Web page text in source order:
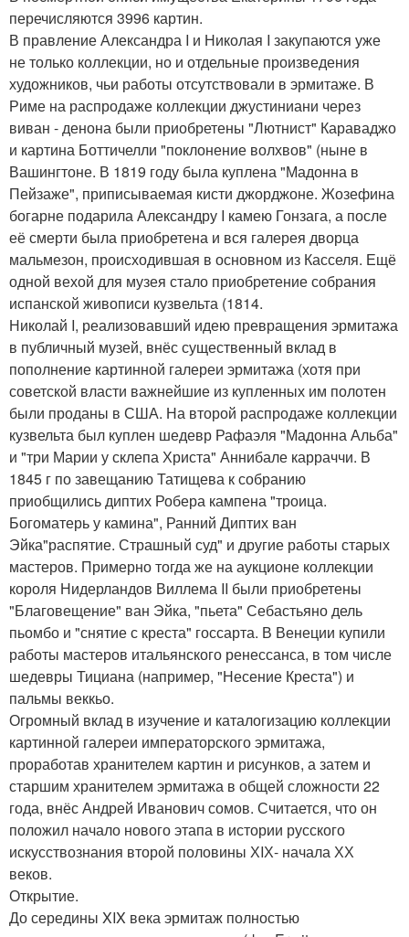
перечисляются 3996 картин.
В правление Александра I и Николая I закупаются уже
не только коллекции, но и отдельные произведения
художников, чьи работы отсутствовали в эрмитаже. В
Риме на распродаже коллекции джустиниани через
виван - денона были приобретены "Лютнист" Караваджо
и картина Боттичелли "поклонение волхвов" (ныне в
Вашингтоне. В 1819 году была куплена "Мадонна в
Пейзаже", приписываемая кисти джорджоне. Жозефина
богарне подарила Александру I камею Гонзага, а после
её смерти была приобретена и вся галерея дворца
мальмезон, происходившая в основном из Касселя. Ещё
одной вехой для музея стало приобретение собрания
испанской живописи кузвельта (1814.
Николай I, реализовавший идею превращения эрмитажа
в публичный музей, внёс существенный вклад в
пополнение картинной галереи эрмитажа (хотя при
советской власти важнейшие из купленных им полотен
были проданы в США. На второй распродаже коллекции
кузвельта был куплен шедевр Рафаэля "Мадонна Альба"
и "три Марии у склепа Христа" Аннибале карраччи. В
1845 г по завещанию Татищева к собранию
приобщились диптих Робера кампена "троица.
Богоматерь у камина", Ранний Диптих ван
Эйка"распятие. Страшный суд" и другие работы старых
мастеров. Примерно тогда же на аукционе коллекции
короля Нидерландов Виллема II были приобретены
"Благовещение" ван Эйка, "пьета" Себастьяно дель
пьомбо и "снятие с креста" госсарта. В Венеции купили
работы мастеров итальянского ренессанса, в том числе
шедевры Тициана (например, "Несение Креста") и
пальмы веккьо.
Огромный вклад в изучение и каталогизацию коллекции
картинной галереи императорского эрмитажа,
проработав хранителем картин и рисунков, а затем и
старшим хранителем эрмитажа в общей сложности 22
года, внёс Андрей Иванович сомов. Считается, что он
положил начало нового этапа в истории русского
искусствознания второй половины ХIХ- начала ХХ
веков.
Открытие.
До середины XIX века эрмитаж полностью